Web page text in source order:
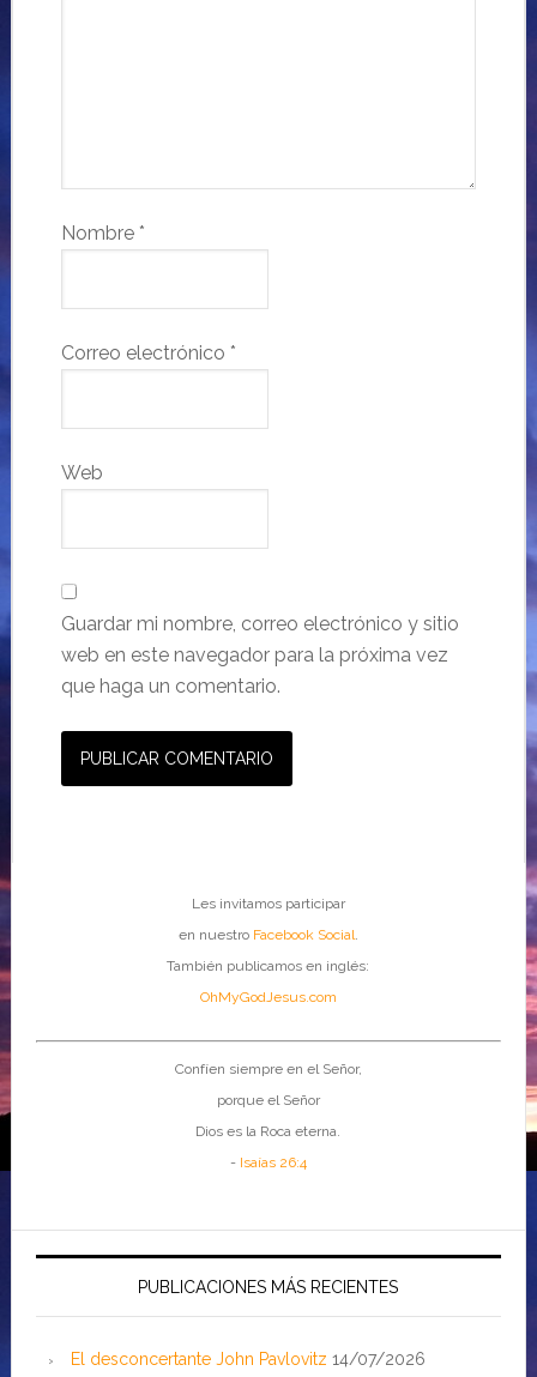
Nombre *
Correo electrónico *
Web
Guardar mi nombre, correo electrónico y sitio
web en este navegador para la próxima vez
que haga un comentario.
Les invitamos participar
en nuestro Facebook Social.
También publicamos en inglés:
OhMyGodJesus.com
Confíen siempre en el Señor,
porque el Señor
Dios es la Roca eterna.
- Isaías 26:4
PUBLICACIONES MÁS RECIENTES
El desconcertante John Pavlovitz 14/07/2026